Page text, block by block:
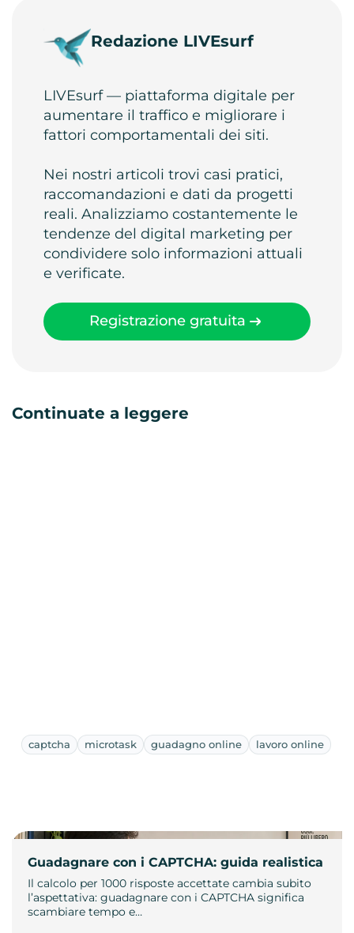
Redazione LIVEsurf
LIVEsurf — piattaforma digitale per
aumentare il traffico e migliorare i
fattori comportamentali dei siti.
Nei nostri articoli trovi casi pratici,
raccomandazioni e dati da progetti
reali. Analizziamo costantemente le
tendenze del digital marketing per
condividere solo informazioni attuali
e verificate.
Registrazione gratuita
Continuate a leggere
captcha microtask guadagno online lavoro online
Guadagnare con i CAPTCHA: guida realistica
Il calcolo per 1000 risposte accettate cambia subito
l’aspettativa: guadagnare con i CAPTCHA significa
scambiare tempo e…